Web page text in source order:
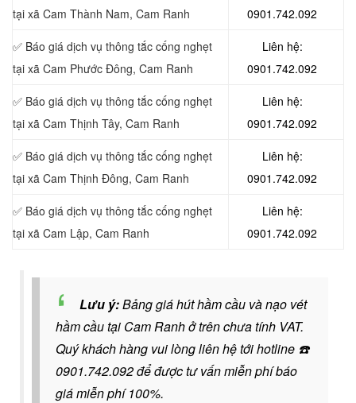
tại xã Cam Thành Nam, Cam Ranh
0901.742.092
✅ Báo giá dịch vụ thông tắc cống nghẹt
tại xã Cam Phước Đông, Cam Ranh
Liên hệ:
0901.742.092
✅ Báo giá dịch vụ thông tắc cống nghẹt
tại xã Cam Thịnh Tây, Cam Ranh
Liên hệ:
0901.742.092
✅ Báo giá dịch vụ thông tắc cống nghẹt
tại xã Cam Thịnh Đông, Cam Ranh
Liên hệ:
0901.742.092
✅ Báo giá dịch vụ thông tắc cống nghẹt
tại xã Cam Lập, Cam Ranh
Liên hệ:
0901.742.092
Lưu ý:Bảng giá hút hầm cầu và nạo vét
hầm cầu tại Cam Ranh ở trên chưa tính VAT.
Quý khách hàng vui lòng liên hệ tới hotline ☎️
0901.742.092để được tư vấn miễn phí báo
giá miễn phí 100%.